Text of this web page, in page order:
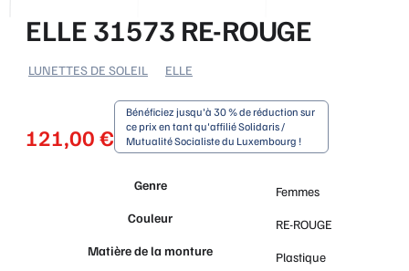
ELLE 31573 RE-ROUGE
LUNETTES DE SOLEIL ELLE
121,00 €
Bénéficiez jusqu'à 30 % de réduction sur
ce prix en tant qu'affilié Solidaris /
Mutualité Socialiste du Luxembourg !
Genre
Femmes
Couleur
RE-ROUGE
Matière de la monture
Plastique